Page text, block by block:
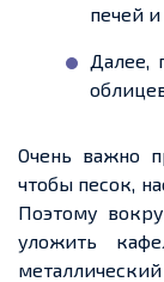
печей
Далее,
Очень важно
чтобы песок,
Поэтому
уложить